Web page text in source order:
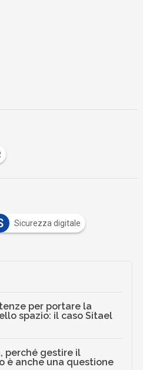
Sicurezza digitale
per portare la
spazio: il caso Sitael
perché gestire il
è anche una questione